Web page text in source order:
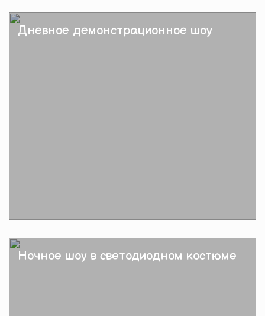
Дневное демонстрационное шоу
Подробнее
Ночное шоу в светодиодном костюме